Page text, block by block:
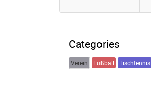
Categories
Verein Fußball Tischtennis